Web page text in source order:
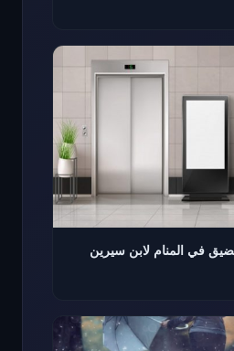
في المنام لابن سيرين